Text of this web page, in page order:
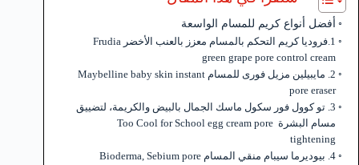
أفضل أنواع كريم للمسام الواسعة
1.فروديا كريم التحكم بالمسام معزز بالعنب الأخضر Frudia
green grape pore control cream
2. مايبيلين مزيل فورى للمسام Maybelline baby skin instant
pore eraser
3. تو كوول فور سكول ماسك الجمال بالبيض والكريمة، لتضييق
مسام البشرة Too Cool for School egg cream pore
tightening
4. بيوديرما سيبام منقي المسام Bioderma, Sebium pore